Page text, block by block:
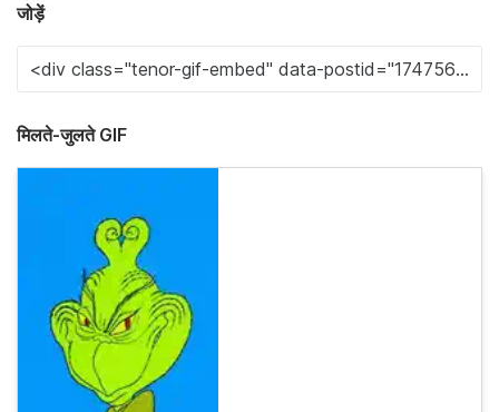
जोड़ें
मिलते-जुलते GIF